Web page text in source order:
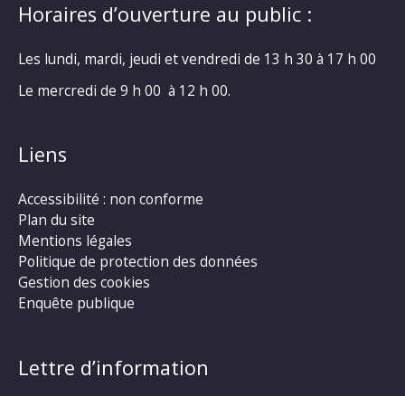
Horaires d’ouverture au public :
Les lundi, mardi, jeudi et vendredi de 13 h 30 à 17 h 00
Le mercredi de 9 h 00 à 12 h 00.
Liens
Accessibilité : non conforme
Plan du site
Mentions légales
Politique de protection des données
Gestion des cookies
Enquête publique
Lettre d’information